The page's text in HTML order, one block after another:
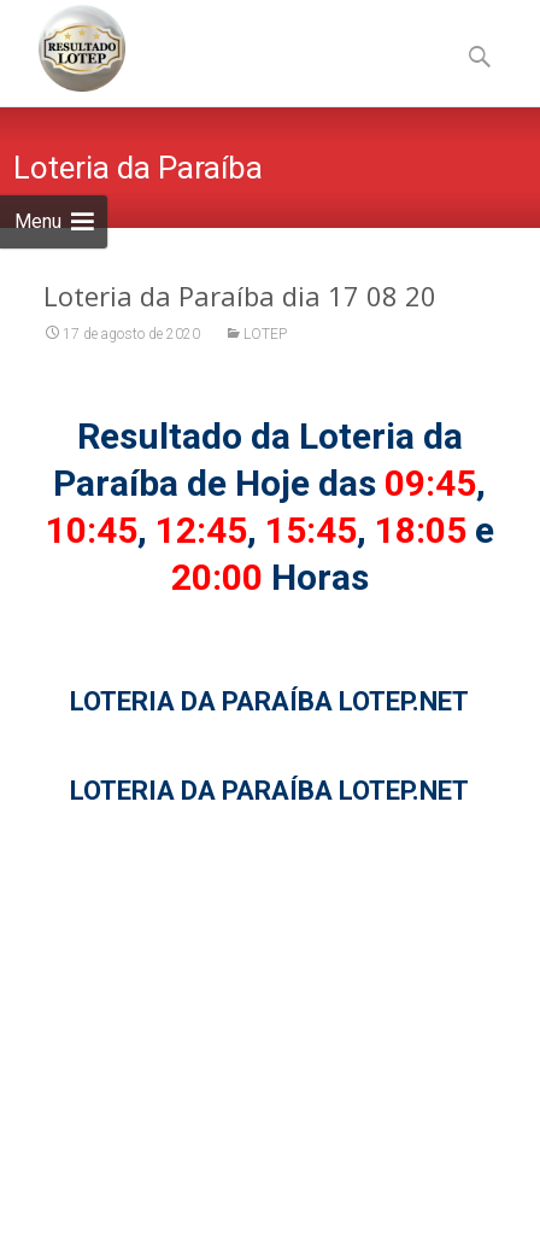
Menu
to
content
por:
Loteria da Paraíba
Loteria da Paraíba dia 17 08 20
17 de agosto de 2020 LOTEP
Resultado da Loteria da
Paraíba de Hoje das 09:45,
10:45, 12:45, 15:45, 18:05 e
20:00 Horas
LOTERIA DA PARAÍBA LOTEP.NET
LOTERIA DA PARAÍBA LOTEP.NET